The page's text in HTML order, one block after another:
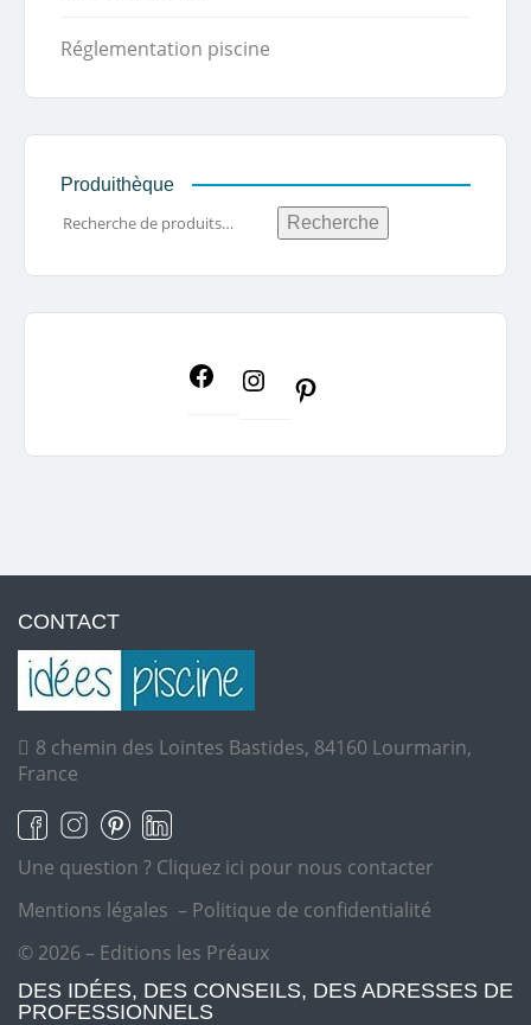
Réglementation piscine
Produithèque
Recherche
CONTACT
8 chemin des Lointes Bastides, 84160 Lourmarin,
France
Une question ? Cliquez ici pour nous contacter
Mentions légales – Politique de confidentialité
© 2026 – Editions les Préaux
DES IDÉES, DES CONSEILS, DES ADRESSES DE
PROFESSIONNELS